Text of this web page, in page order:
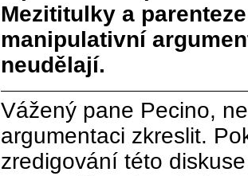
Mezititulky a
manipulativní
neudělají.
Vážený pane Pecino,
argumentaci zkreslit.
zredigování této